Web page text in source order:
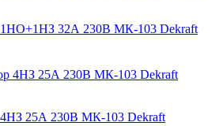
1НО+1НЗ 32А 230В МК-103 Dekraft
25А 230В МК-103 Dekraft